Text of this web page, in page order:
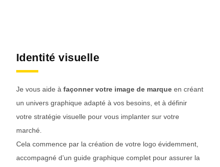
Identité visuelle
Je vous aide à façonner votre image de marqueen créant
un univers graphique adapté à vos besoins, et à définir
votre stratégie visuelle pour vous implanter sur votre
marché.
Cela commence par la création de votre logo évidemment,
accompagné d’un guide graphique complet pour assurer la